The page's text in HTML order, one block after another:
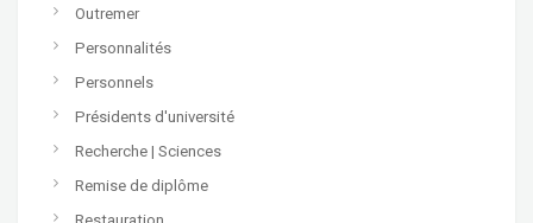
Outremer
Personnalités
Personnels
Présidents d'université
Recherche | Sciences
Remise de diplôme